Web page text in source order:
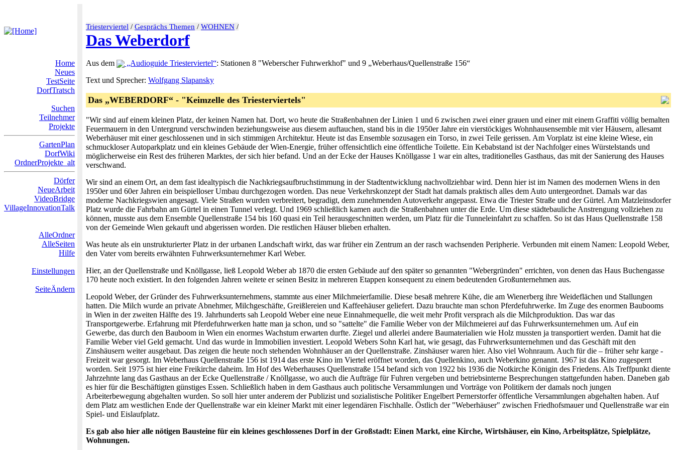
Triesterviertel / Gesprächs Themen / WOHNEN /
Das Weberdorf
Home
Neues
TestSeite
DorfTratsch
Suchen
Teilnehmer
Projekte
GartenPlan
DorfWiki
OrdnerProjekte_alt
Dörfer
NeueArbeit
VideoBridge
VillageInnovationTalk
AlleOrdner
AlleSeiten
Hilfe
Einstellungen
SeiteÄndern
Aus dem „Audioguide Triesterviertel“: Stationen 8 "Weberscher Fuhrwerkhof" und 9 „Weberhaus/Quellenstraße 156“
Text und Sprecher: Wolfgang Slapansky
Das „WEBERDORF“ - "Keimzelle des Triesterviertels"
"Wir sind auf einem kleinen Platz, der keinen Namen hat. Dort, wo heute die Straßenbahnen der Linien 1 und 6 zwischen zwei einer grauen und einer mit einem Graffiti völlig bemalten
Feuermauern in den Untergrund verschwinden beziehungsweise aus diesem auftauchen, stand bis in die 1950er Jahre ein vierstöckiges Wohnhausensemble mit vier Häusern, allesamt
Weberhäuser mit einer geschlossenen und in sich stimmigen Architektur. Heute ist das Ensemble sozusagen ein Torso, in zwei Teile gerissen. Am Vorplatz ist eine kleine Wiese, ein
schmuckloser Autoparkplatz und ein kleines Gebäude der Wien-Energie, früher offensichtlich eine öffentliche Toilette. Ein Kebabstand ist der Nachfolger eines Würstelstands und
möglicherweise ein Rest des früheren Marktes, der sich hier befand. Und an der Ecke der Hauses Knöllgasse 1 war ein altes, traditionelles Gasthaus, das mit der Sanierung des Hauses
verschwand.
Wir sind an einem Ort, an dem fast idealtypisch die Nachkriegsaufbruchstimmung in der Stadtentwicklung nachvollziehbar wird. Denn hier ist im Namen des modernen Wiens in den
1950er und 60er Jahren ein beispielloser Umbau durchgezogen worden. Das neue Verkehrskonzept der Stadt hat damals praktisch alles dem Auto untergeordnet. Damals war das
moderne Nachkriegswien angesagt. Viele Straßen wurden verbreitert, begradigt, dem zunehmenden Autoverkehr angepasst. Etwa die Triester Straße und der Gürtel. Am Matzleinsdorfer
Platz wurde die Fahrbahn am Gürtel in einen Tunnel verlegt. Und 1969 schließlich kamen auch die Straßenbahnen unter die Erde. Um diese städtebauliche Anstrengung vollziehen zu
können, musste aus dem Ensemble Quellenstraße 154 bis 160 quasi ein Teil herausgeschnitten werden, um Platz für die Tunneleinfahrt zu schaffen. So ist das Haus Quellenstraße 158
von der Gemeinde Wien gekauft und abgerissen worden. Die restlichen Häuser blieben erhalten.
Was heute als ein unstrukturierter Platz in der urbanen Landschaft wirkt, das war früher ein Zentrum an der rasch wachsenden Peripherie. Verbunden mit einem Namen: Leopold Weber,
den Vater vom bereits erwähnten Fuhrwerksunternehmer Karl Weber.
Hier, an der Quellenstraße und Knöllgasse, ließ Leopold Weber ab 1870 die ersten Gebäude auf den später so genannten "Webergründen" errichten, von denen das Haus Buchengasse
170 heute noch existiert. In den folgenden Jahren weitete er seinen Besitz in mehreren Etappen konsequent zu einem bedeutenden Großunternehmen aus.
Leopold Weber, der Gründer des Fuhrwerksunternehmens, stammte aus einer Milchmeierfamilie. Diese besaß mehrere Kühe, die am Wienerberg ihre Weideflächen und Stallungen
hatten. Die Milch wurde an private Abnehmer, Milchgeschäfte, Greißlereien und Kaffeehäuser geliefert. Dazu brauchte man schon Pferdefuhrwerke. Im Zuge des enormen Baubooms
in Wien in der zweiten Hälfte des 19. Jahrhunderts sah Leopold Weber eine neue Einnahmequelle, die weit mehr Profit versprach als die Milchproduktion. Das war das
Transportgewerbe. Erfahrung mit Pferdefuhrwerken hatte man ja schon, und so "sattelte" die Familie Weber von der Milchmeierei auf das Fuhrwerksunternehmen um. Auf ein
Gewerbe, das durch den Bauboom in Wien ein enormes Wachstum erwarten durfte. Ziegel und allerlei andere Baumaterialien wie Holz mussten ja transportiert werden. Damit hat die
Familie Weber viel Geld gemacht. Und das wurde in Immobilien investiert. Leopold Webers Sohn Karl hat, wie gesagt, das Fuhrwerksunternehmen und das Geschäft mit den
Zinshäusern weiter ausgebaut. Das zeigen die heute noch stehenden Wohnhäuser an der Quellenstraße. Zinshäuser waren hier. Also viel Wohnraum. Auch für die – früher sehr karge -
Freizeit war gesorgt. Im Weberhaus Quellenstraße 156 ist 1914 das erste Kino im Viertel eröffnet worden, das Quellenkino, auch Weberkino genannt. 1967 ist das Kino zugesperrt
worden. Seit 1975 ist hier eine Freikirche daheim. Im Hof des Weberhauses Quellenstraße 154 befand sich von 1922 bis 1936 die Notkirche Königin des Friedens. Als Treffpunkt diente
Jahrzehnte lang das Gasthaus an der Ecke Quellenstraße / Knöllgasse, wo auch die Aufträge für Fuhren vergeben und betriebsinterne Besprechungen stattgefunden haben. Daneben gab
es hier für die Beschäftigten günstiges Essen. Schließlich haben in dem Gasthaus auch politische Versammlungen und Vorträge von Politikern der damals noch jungen
Arbeiterbewegung abgehalten wurden. So soll hier unter anderem der Publizist und sozialistische Politiker Engelbert Pernerstorfer öffentliche Versammlungen abgehalten haben. Auf
dem Platz am westlichen Ende der Quellenstraße war ein kleiner Markt mit einer legendären Fischhalle. Östlich der "Weberhäuser" zwischen Friedhofsmauer und Quellenstraße war ein
Spiel- und Eislaufplatz.
Es gab also hier alle nötigen Bausteine für ein kleines geschlossenes Dorf in der Großstadt: Einen Markt, eine Kirche, Wirtshäuser, ein Kino, Arbeitsplätze, Spielplätze,
Wohnungen.